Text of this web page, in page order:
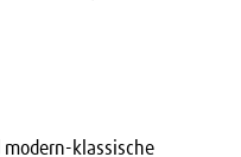
modern-klassische